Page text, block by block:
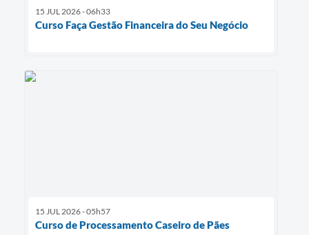
15 JUL 2026 - 06h33
Curso Faça Gestão Financeira do Seu Negócio
15 JUL 2026 - 05h57
Curso de Processamento Caseiro de Pães